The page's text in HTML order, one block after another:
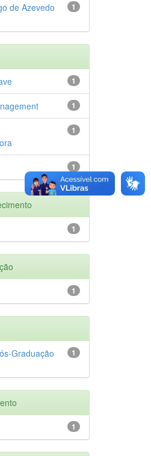
1
de Azevedo
1
1
1
1
1
1
1
Graduação
1